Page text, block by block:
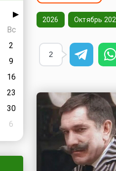
▶
Вс
2
9
16
23
30
6
2026 Октябрь
2